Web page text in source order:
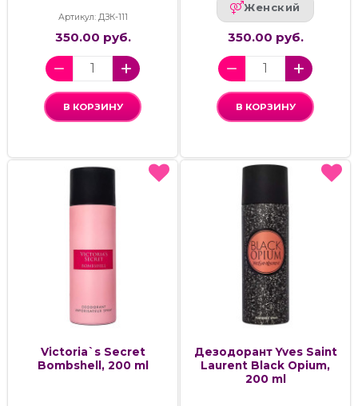
Артикул: ДЗК-111
350.00 руб.
В КОРЗИНУ
Женский
350.00 руб.
В КОРЗИНУ
Victoria`s Secret
Bombshell, 200 ml
Дезодорант Yves Saint
Laurent Black Opium,
200 ml